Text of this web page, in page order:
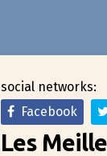
social networks:
Facebook
Les